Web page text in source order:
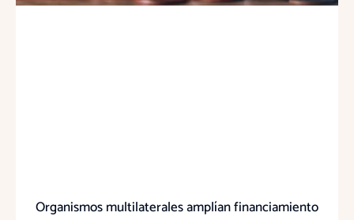
Organismos multilaterales amplían financiamiento